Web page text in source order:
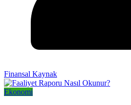
Finansal Kaynak
Ekonomi